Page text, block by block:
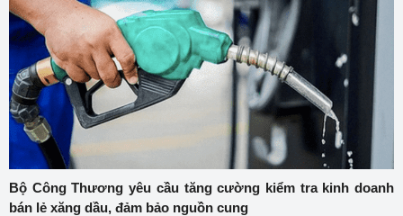
Bộ Công Thương yêu cầu tăng cường kiểm tra kinh doanh
bán lẻ xăng dầu, đảm bảo nguồn cung